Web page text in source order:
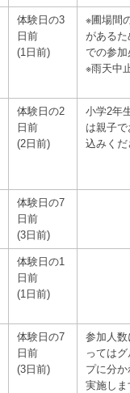
体験日の3
日前
(1日前)
※圃場間
があるた
での参加
※雨天中
体験日の2
日前
(2日前)
小学2年
は親子で
込みくだ
体験日の7
日前
(3日前)
体験日の1
日前
(1日前)
体験日の7
日前
(3日前)
参加人数
ってはグ
プに分か
実施しま